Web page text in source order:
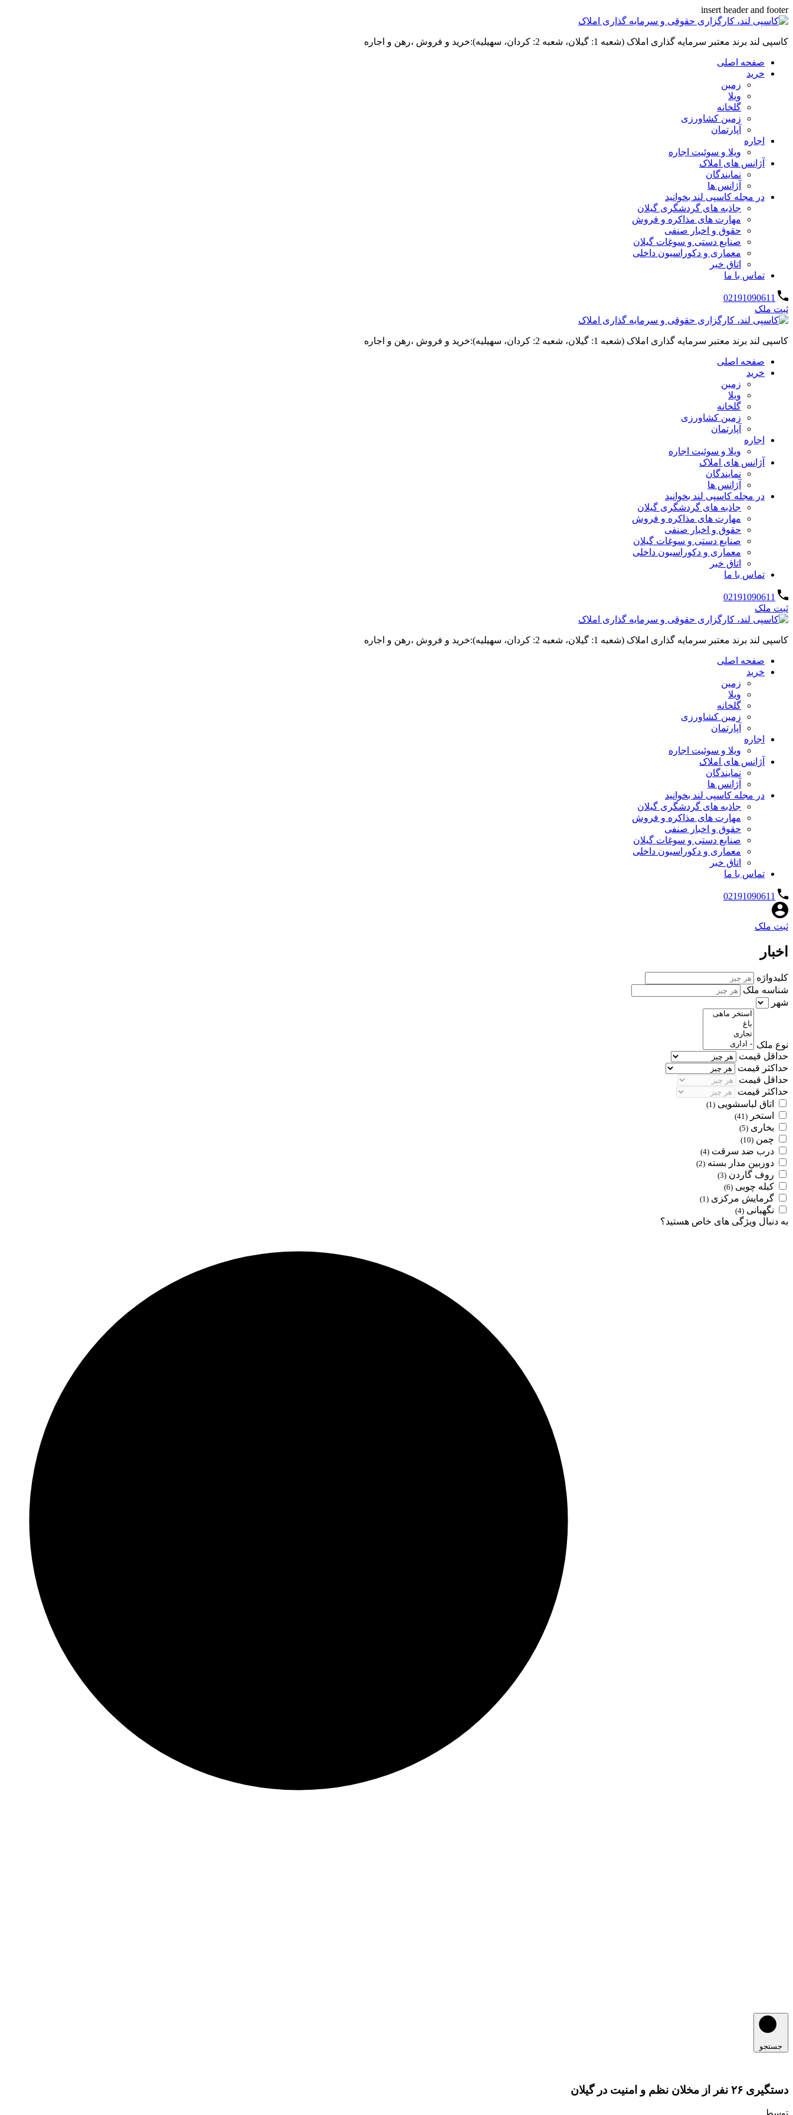
insert header and footer
کاسپی لند برند معتبر سرمایه گذاری املاک (شعبه 1: گیلان، شعبه 2: کردان، سهیلیه):خرید و فروش ،رهن و اجاره
صفحه اصلی
خرید
زمین
ویلا
گلخانه
زمین کشاورزی
آپارتمان
اجاره
ویلا و سوئیت اجاره
آژانس های املاک
نمایندگان
آژانس ها
در مجله کاسپی لند بخوانید
جاذبه های گردشگری گیلان
مهارت های مذاکره و فروش
حقوق و اخبار صنفی
صنایع دستی و سوغات گیلان
معماری و دکوراسیون داخلی
اتاق خبر
تماس با ما
02191090611
ثبت ملک
کاسپی لند برند معتبر سرمایه گذاری املاک (شعبه 1: گیلان، شعبه 2: کردان، سهیلیه):خرید و فروش ،رهن و اجاره
صفحه اصلی
خرید
زمین
ویلا
گلخانه
زمین کشاورزی
آپارتمان
اجاره
ویلا و سوئیت اجاره
آژانس های املاک
نمایندگان
آژانس ها
در مجله کاسپی لند بخوانید
جاذبه های گردشگری گیلان
مهارت های مذاکره و فروش
حقوق و اخبار صنفی
صنایع دستی و سوغات گیلان
معماری و دکوراسیون داخلی
اتاق خبر
تماس با ما
02191090611
ثبت ملک
کاسپی لند برند معتبر سرمایه گذاری املاک (شعبه 1: گیلان، شعبه 2: کردان، سهیلیه):خرید و فروش ،رهن و اجاره
صفحه اصلی
خرید
زمین
ویلا
گلخانه
زمین کشاورزی
آپارتمان
اجاره
ویلا و سوئیت اجاره
آژانس های املاک
نمایندگان
آژانس ها
در مجله کاسپی لند بخوانید
جاذبه های گردشگری گیلان
مهارت های مذاکره و فروش
حقوق و اخبار صنفی
صنایع دستی و سوغات گیلان
معماری و دکوراسیون داخلی
اتاق خبر
تماس با ما
02191090611
ثبت ملک
اخبار
کلیدواژه
شناسه ملک
شهر
نوع ملک
حداقل قیمت
حداکثر قیمت
حداقل قیمت
حداکثر قیمت
اتاق لباسشویی (1)
استخر (41)
بخاری (5)
چمن (10)
درب ضد سرقت (4)
دوربین مدار بسته (2)
روف گاردن (3)
کبله چوبی (6)
گرمایش مرکزی (1)
نگهبانی (4)
به دنبال ویژگی های خاص هستید؟
جستجو
دستگیری ۲۶ نفر از مخلان نظم و امنیت در گیلان